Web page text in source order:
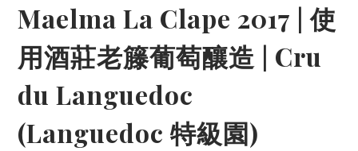
Maelma La Clape 2017 | 使
用酒莊老籐葡萄釀造 | Cru
du Languedoc
(Languedoc 特級園)